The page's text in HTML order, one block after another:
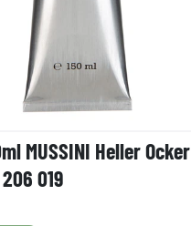
MUSSINI Heller Ocker
019